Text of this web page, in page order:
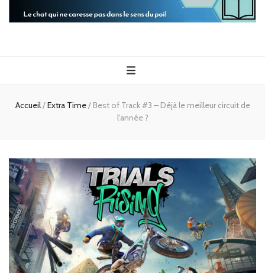
Raoul le
blog
Accueil/Extra Time/ Best of Track #3 – Déjà le meilleur circuit de
l'année ?